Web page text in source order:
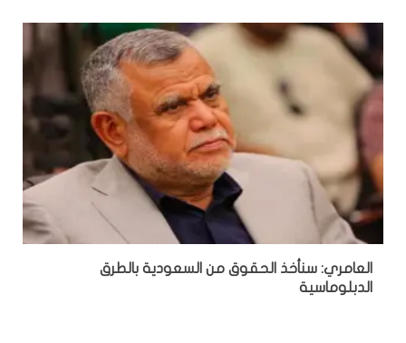
العامري: سنأخذ الحقوق من السعودية بالطرق
الدبلوماسية